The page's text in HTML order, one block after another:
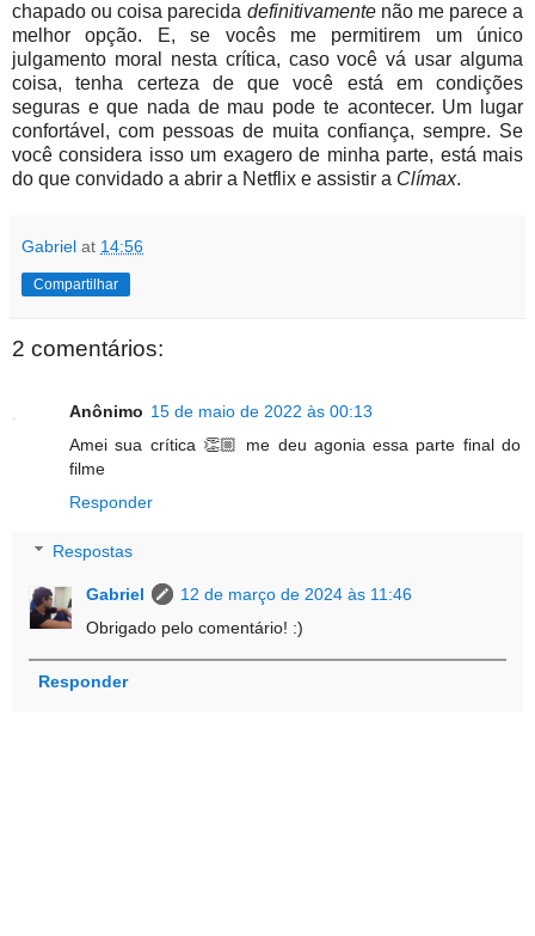
chapado ou coisa parecida definitivamentenão me parece a
melhor opção. E, se vocês me permitirem um único
julgamento moral nesta crítica, caso você vá usar alguma
coisa, tenha certeza de que você está em condições
seguras e que nada de mau pode te acontecer. Um lugar
confortável, com pessoas de muita confiança, sempre. Se
você considera isso um exagero de minha parte, está mais
do que convidado a abrir a Netflix e assistir a Clímax.
Gabriel at 14:56
Compartilhar
2 comentários:
Anônimo 15 de maio de 2022 às 00:13
Amei sua crítica 👏🏼 me deu agonia essa parte final do
filme
Responder
Respostas
Gabriel
12 de março de 2024 às 11:46
Obrigado pelo comentário! :)
Responder